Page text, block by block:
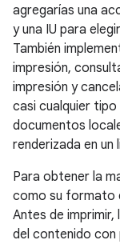
agregarías una
y una IU para
También
impresión,
impresión y
casi cualquier
documentos
renderizada en un
Para obtener la
como su formato
Antes de imprimir,
del contenido con